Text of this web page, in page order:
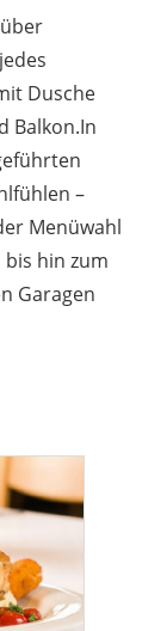
Dusche
Balkon.In
–
Menüwahl
bis hin zum
Garagen